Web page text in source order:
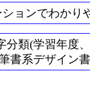
ョンでわかり
分類(学習年度
書系デザイン